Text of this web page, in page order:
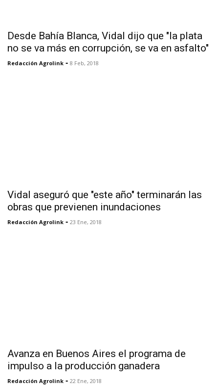
Desde Bahía Blanca, Vidal dijo que "la plata
no se va más en corrupción, se va en asfalto"
Redacción Agrolink - 8 Feb, 2018
Vidal aseguró que "este año" terminarán las
obras que previenen inundaciones
Redacción Agrolink - 23 Ene, 2018
Avanza en Buenos Aires el programa de
impulso a la producción ganadera
Redacción Agrolink - 22 Ene, 2018